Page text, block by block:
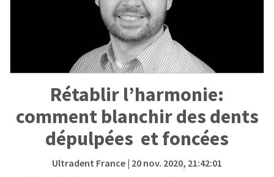
Rétablir l’harmonie:
comment blanchir des dents
dépulpées et foncées
Ultradent France| 20 nov. 2020, 21:42:01